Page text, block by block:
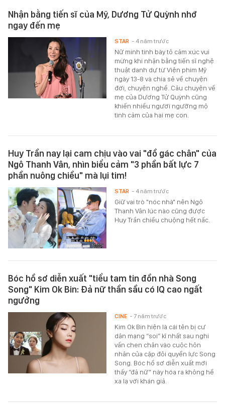
Nhận bằng tiến sĩ của Mỹ, Dương Tử Quỳnh nhớ
ngay đến mẹ
Nữ minh tinh bày tỏ cảm xúc vui
mừng khi nhận bằng tiến sĩ nghệ
thuật danh dự từ Viện phim Mỹ
ngày 13-8 và chia sẻ về chuyện
đời, chuyện nghề. Câu chuyện về
mẹ của Dương Tử Quỳnh cũng
khiến nhiều người ngưỡng mộ
tình cảm của hai mẹ con.
STAR - 4 năm trước
Huy Trần nay lại cam chịu vào vai "đồ gác chân" của
Ngô Thanh Vân, nhìn biểu cảm "3 phần bất lực 7
phần nuông chiều" mà lụi tim!
Giữ vai trò "nóc nhà" nên Ngô
Thanh Vân lúc nào cũng được
Huy Trần chiều chuộng hết nấc.
STAR - 4 năm trước
Bóc hồ sơ diễn xuất "tiểu tam tin đồn nhà Song
Song" Kim Ok Bin: Đả nữ thần sầu có IQ cao ngất
ngưởng
Kim Ok Bin hiện là cái tên bị cư
dân mạng “soi” kĩ nhất sau nghi
vấn chen chân vào cuộc hôn
nhân của cặp đôi quyền lực Song
Song. Bóc hồ sơ diễn xuất mới
thấy “đả nữ” này hóa ra không hề
xa lạ với khán giả.
CINE - 7 năm trước